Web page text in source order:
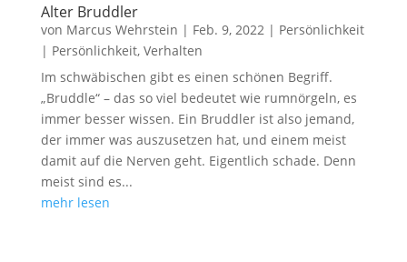
Alter Bruddler
von Marcus Wehrstein | Feb. 9, 2022| Persönlichkeit
| Persönlichkeit, Verhalten
Im schwäbischen gibt es einen schönen Begriff.
„Bruddle“ – das so viel bedeutet wie rumnörgeln, es
immer besser wissen. Ein Bruddler ist also jemand,
der immer was auszusetzen hat, und einem meist
damit auf die Nerven geht. Eigentlich schade. Denn
meist sind es...
mehr lesen